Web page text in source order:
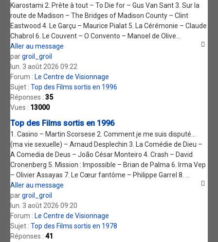
Kiarostami 2. Prête à tout – To Die for – Gus Van Sant 3. Sur la
route de Madison – The Bridges of Madison County – Clint
Eastwood 4. Le Garçu – Maurice Pialat 5. La Cérémonie – Claude
Chabrol 6. Le Couvent – O Convento – Manoel de Olive...
Aller au message
pargroil_groil
lun. 3 août 2026 09:22
Forum : Le Centre de Visionnage
Sujet :Top des Films sortis en 1996
Réponses :35
Vues : 13000
Top des Films sortis en 1996
1. Casino – Martin Scorsese 2. Comment je me suis disputé…
(ma vie sexuelle) – Arnaud Desplechin 3. La Comédie de Dieu –
A Comedia de Deus – João César Monteiro 4. Crash – David
Cronenberg 5. Mission : Impossible – Brian de Palma 6. Irma Vep
– Olivier Assayas 7. Le Cœur fantôme – Philippe Garrel 8. ...
Aller au message
pargroil_groil
lun. 3 août 2026 09:20
Forum : Le Centre de Visionnage
Sujet :Top des Films sortis en 1978
Réponses :41